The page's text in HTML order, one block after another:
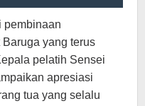
pembinaan
yang terus
pelatih Sensei
apresiasi
tua yang selalu